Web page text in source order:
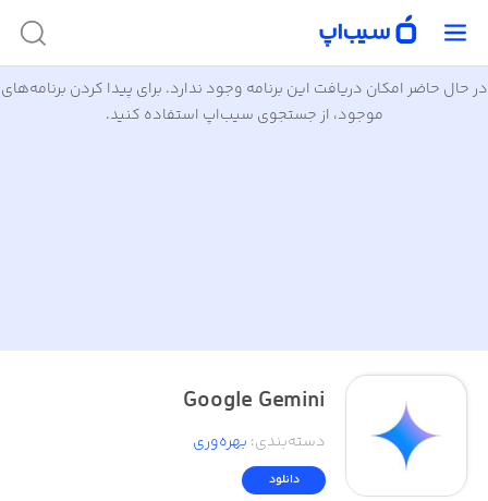
در حال حاضر امکان دریافت این برنامه وجود ندارد. برای پیدا کردن برنامه‌های
موجود، از جستجوی سیب‌اپ استفاده کنید.
Google Gemini
دسته‌بندی: بهره‌وری
دانلود